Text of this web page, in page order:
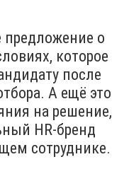
о
которое
после
А ещё это
на решение,
HR-бренд
сотруднике.